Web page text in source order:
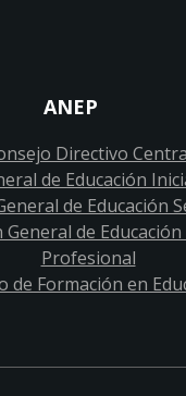
ANEP
Directivo
de Educación
de Educación
General de
Profesional
de Formación en